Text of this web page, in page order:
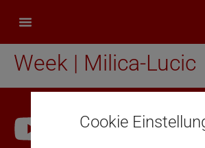
Week | Milica-Lucic
Cookie